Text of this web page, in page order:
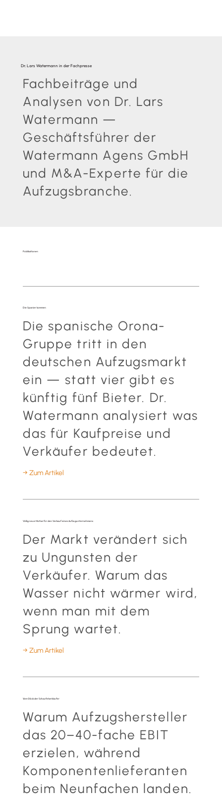
Dr. Lars Watermann in der Fachpresse
Fachbeiträge und
Analysen von Dr. Lars
Watermann —
Geschäftsführer der
Watermann Agens GmbH
und M&A-Experte für die
Aufzugsbranche.
Publikationen
Die Spanier kommen
Die spanische Orona-
Gruppe tritt in den
deutschen Aufzugsmarkt
ein — statt vier gibt es
künftig fünf Bieter. Dr.
Watermann analysiert was
das für Kaufpreise und
Verkäufer bedeutet.
→ Zum Artikel
Völlig neue Motive für den Verkauf eines Aufzugunternehmens
Der Markt verändert sich
zu Ungunsten der
Verkäufer. Warum das
Wasser nicht wärmer wird,
wenn man mit dem
Sprung wartet.
→ Zum Artikel
Vom Glück der Schaufelverkäufer
Warum Aufzugshersteller
das 20–40-fache EBIT
erzielen, während
Komponentenlieferanten
beim Neunfachen landen.